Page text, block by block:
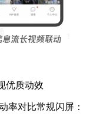
优质动效
率对比常规闪屏：